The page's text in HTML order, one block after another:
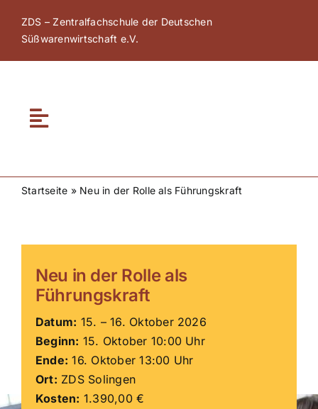
Inhalt
springen
ZDS – Zentralfachschule der Deutschen
Süßwarenwirtschaft e.V.
Toggle
ZDS Netzwerk
ZDS Schule
Downloads
Startseite » Neu in der Rolle als Führungskraft
Neu in der Rolle als
Führungskraft
Datum: 15. – 16. Oktober 2026
Beginn: 15. Oktober 10:00 Uhr
Ende: 16. Oktober 13:00 Uhr
Ort: ZDS Solingen
Kosten: 1.390,00 €